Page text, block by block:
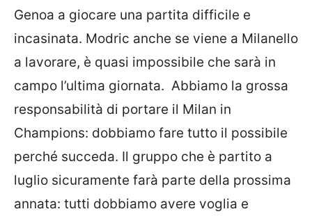
Genoa a giocare una partita difficile e
incasinata. Modric anche se viene a Milanello
a lavorare, è quasi impossibile che sarà in
campo l’ultima giornata. Abbiamo la grossa
responsabilità di portare il Milan in
Champions: dobbiamo fare tutto il possibile
perché succeda. Il gruppo che è partito a
luglio sicuramente farà parte della prossima
annata: tutti dobbiamo avere voglia e